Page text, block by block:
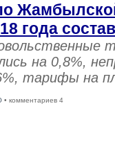
года
на 0,8%,
тарифы на
• комментариев 4